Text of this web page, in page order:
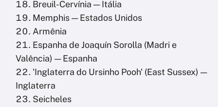
Breuil-Cervínia — Itália
Memphis — Estados Unidos
Armênia
Espanha de Joaquín Sorolla (Madri e
Valência) — Espanha
'Inglaterra do Ursinho Pooh' (East Sussex) —
Inglaterra
Seicheles